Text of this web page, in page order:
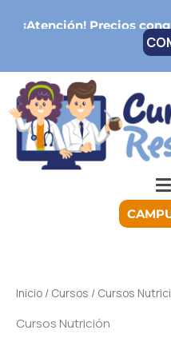
¡Atención!Precios
Inicio / Cursos / Cursos
Cursos Nutrición